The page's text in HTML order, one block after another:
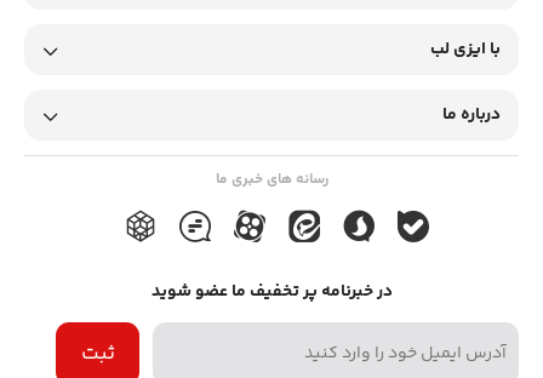
با ایزی لب
درباره ما
رسانه های خبری ما
در خبرنامه پر تخفیف ما عضو شوید
ثبت